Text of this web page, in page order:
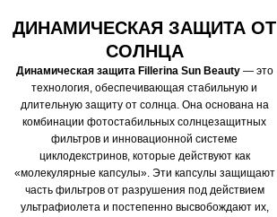
ДИНАМИЧЕСКАЯ ЗАЩИТА ОТ
СОЛНЦА
Динамическая защита Fillerina Sun Beauty— это
технология, обеспечивающая стабильную и
длительную защиту от солнца. Она основана на
комбинации фотостабильных солнцезащитных
фильтров и инновационной системе
циклодекстринов, которые действуют как
«молекулярные капсулы». Эти капсулы защищают
часть фильтров от разрушения под действием
ультрафиолета и постепенно высвобождают их,